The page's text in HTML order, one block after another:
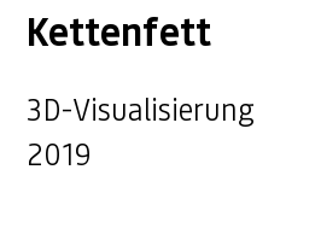
Kettenfett
3D-Visualisierung
2019